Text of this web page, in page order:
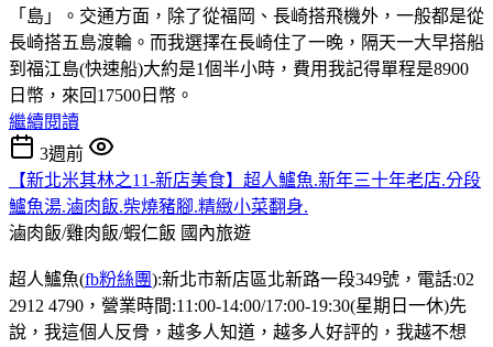
「島」。交通方面，除了從福岡、長崎搭飛機外，一般都是從
長崎搭五島渡輪。而我選擇在長崎住了一晚，隔天一大早搭船
到福江島(快速船)大約是1個半小時，費用我記得單程是8900
日幣，來回17500日幣。
繼續閱讀
3週前
【新北米其林之11-新店美食】超人鱸魚.新年三十年老店.分段
鱸魚湯.滷肉飯.柴燒豬腳.精緻小菜翻身.
滷肉飯/雞肉飯/蝦仁飯 國內旅遊
超人鱸魚(fb粉絲團):新北市新店區北新路一段349號，電話:02
2912 4790，營業時間:11:00-14:00/17:00-19:30(星期日一休)先
說，我這個人反骨，越多人知道，越多人好評的，我越不想